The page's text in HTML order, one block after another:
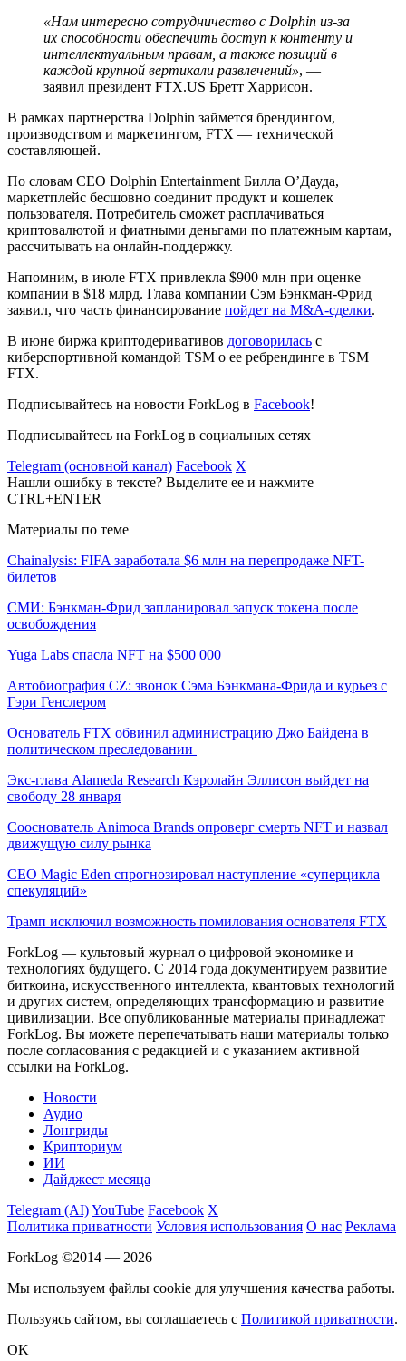
«Нам интересно сотрудничество с Dolphin из-за
их способности обеспечить доступ к контенту и
интеллектуальным правам, а также позиций в
каждой крупной вертикали развлечений», —
заявил президент FTX.US Бретт Харрисон.
В рамках партнерства Dolphin займется брендингом,
производством и маркетингом, FTX — технической
составляющей.
По словам CEO Dolphin Entertainment Билла О’Дауда,
маркетплейс бесшовно соединит продукт и кошелек
пользователя. Потребитель сможет расплачиваться
криптовалютой и фиатными деньгами по платежным картам,
рассчитывать на онлайн-поддержку.
Напомним, в июле FTX привлекла $900 млн при оценке
компании в $18 млрд. Глава компании Сэм Бэнкман-Фрид
заявил, что часть финансирование пойдет на M&A-сделки.
В июне биржа криптодеривативов договорилась с
киберспортивной командой TSM о ее ребрендинге в TSM
FTX.
Подписывайтесь на новости ForkLog в Facebook!
Подписывайтесь на ForkLog в социальных сетях
Telegram (основной канал) Facebook X
Нашли ошибку в тексте? Выделите ее и нажмите
CTRL+ENTER
Материалы по теме
Chainalysis: FIFA заработала $6 млн на перепродаже NFT-
билетов
СМИ: Бэнкман-Фрид запланировал запуск токена после
освобождения
Yuga Labs спасла NFT на $500 000
Автобиография CZ: звонок Сэма Бэнкмана-Фрида и курьез с
Гэри Генслером
Основатель FTX обвинил администрацию Джо Байдена в
политическом преследовании
Экс-глава Alameda Research Кэролайн Эллисон выйдет на
свободу 28 января
Сооснователь Animoca Brands опроверг смерть NFT и назвал
движущую силу рынка
CEO Magic Eden спрогнозировал наступление «суперцикла
спекуляций»
Трамп исключил возможность помилования основателя FTX
ForkLog — культовый журнал о цифровой экономике и
технологиях будущего. С 2014 года документируем развитие
биткоина, искусственного интеллекта, квантовых технологий
и других систем, определяющих трансформацию и развитие
цивилизации. Все опубликованные материалы принадлежат
ForkLog. Вы можете перепечатывать наши материалы только
после согласования с редакцией и с указанием активной
ссылки на ForkLog.
Новости
Аудио
Лонгриды
Крипториум
ИИ
Дайджест месяца
Telegram (AI)YouTube Facebook X
Политика приватности Условия использования О нас Реклама
ForkLog ©2014 — 2026
Мы используем файлы cookie для улучшения качества работы.
Пользуясь сайтом, вы соглашаетесь с Политикой приватности.
OK